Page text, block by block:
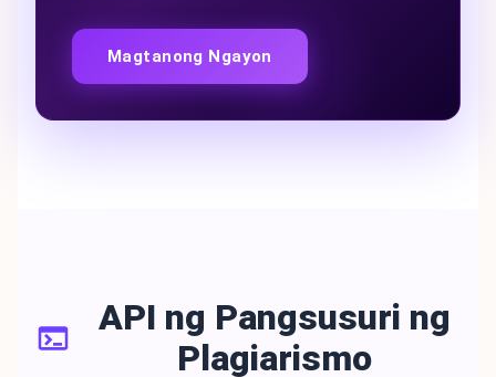
Magtanong Ngayon
API ng Pangsusuri ng
Plagiarismo